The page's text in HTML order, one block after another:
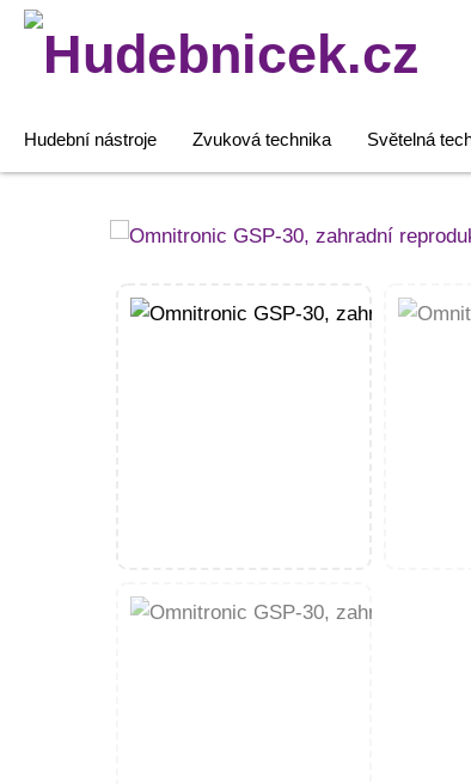
Hledat:
Hudební nástroje Zvuková technika Světelná
Omnitronic
30,